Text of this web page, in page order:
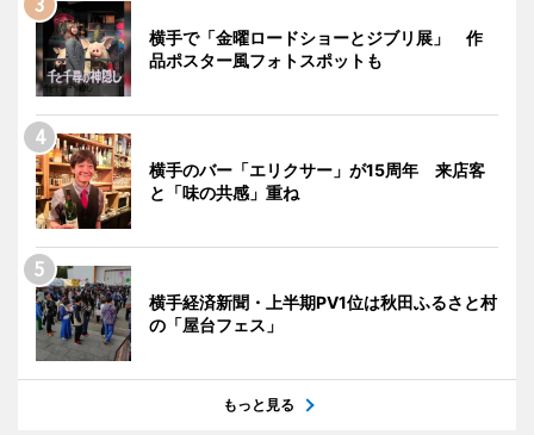
横手で「金曜ロードショーとジブリ展」 作
品ポスター風フォトスポットも
横手のバー「エリクサー」が15周年 来店客
と「味の共感」重ね
横手経済新聞・上半期PV1位は秋田ふるさと村
の「屋台フェス」
もっと見る